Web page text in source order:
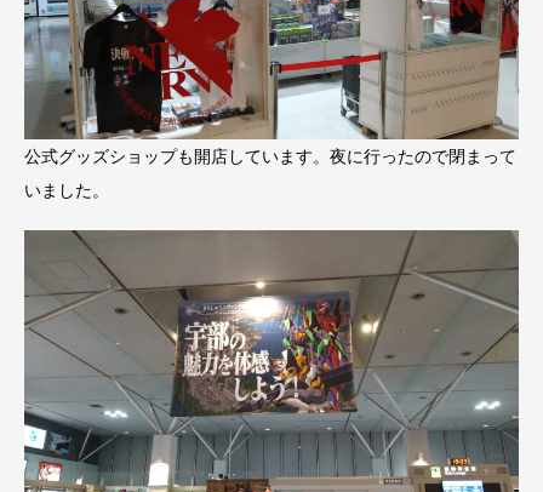
公式グッズショップも開店しています。夜に行ったので閉まって
いました。